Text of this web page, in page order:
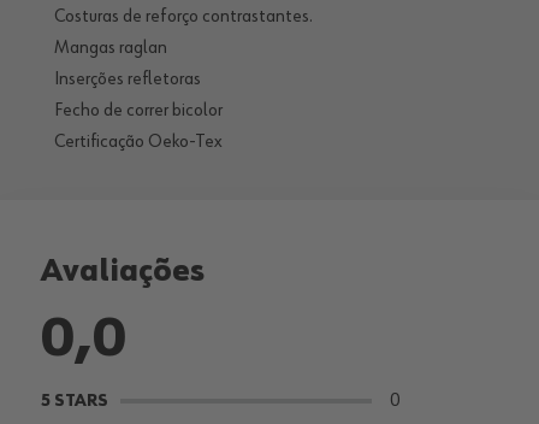
Costuras de reforço contrastantes.
Mangas raglan
Inserções refletoras
Fecho de correr bicolor
Certificação Oeko-Tex
Avaliações
0,0
5 STARS 0